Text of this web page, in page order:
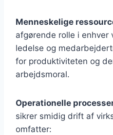
Menneskelige
afgørende rolle i enhver
ledelse og
for produktiviteten og
arbejdsmoral.
Operationelle
sikrer smidig drift af
omfatter: